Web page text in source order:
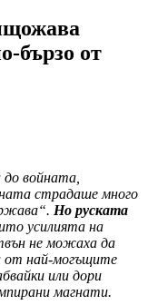
бързо от
войната,
страдаше много
Но руската
усилията на
не можаха да
от най-могъщите
или дори
магнати.